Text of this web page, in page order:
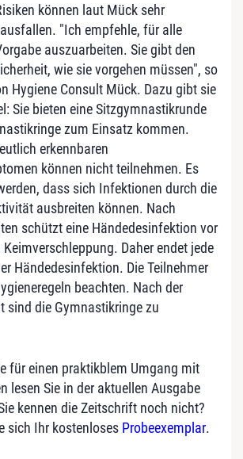
können laut Mück sehr
"Ich empfehle, für alle
auszuarbeiten. Sie gibt den
wie sie vorgehen müssen", so
Hygiene Consult Mück. Dazu gibt sie
Sie bieten eine Sitzgymnastikrunde
zum Einsatz kommen.
erkennbaren
können nicht teilnehmen. Es
dass sich Infektionen durch die
ausbreiten können. Nach
schützt eine Händedesinfektion vor
Daher endet jede
Händedesinfektion. Die Teilnehmer
beachten. Nach der
sind die Gymnastikringe zu
für einen praktikblem Umgang mit
lesen Sie in der aktuellen Ausgabe
kennen die Zeitschrift noch nicht?
sich Ihr kostenloses Probeexemplar.